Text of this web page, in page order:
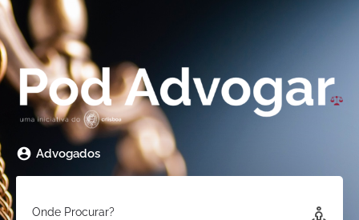
Advogados
Onde Procurar?